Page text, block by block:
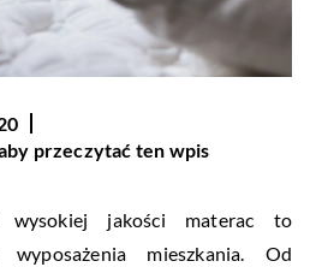
przeczytać ten wpis
wysokiej jakości materac to
wyposażenia mieszkania. Od